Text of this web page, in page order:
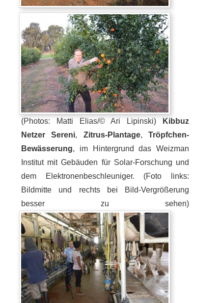
(Photos: Matti Elias/© Ari Lipinski) Kibbuz
Netzer Sereni, Zitrus-Plantage,Tröpfchen-
Bewässerung, im Hintergrund das Weizman
Institut mit Gebäuden für Solar-Forschung und
dem Elektronenbeschleuniger. (Foto links:
Bildmitte und rechts bei Bild-Vergrößerung
besser zu sehen)